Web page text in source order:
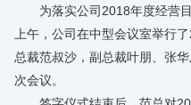
为落实公司2018年度经营
上午，公司在中型会议室举行
总裁范叔沙，副总裁叶朋、张
次会议。